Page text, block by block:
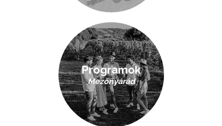
Programok
Mezőnyárád